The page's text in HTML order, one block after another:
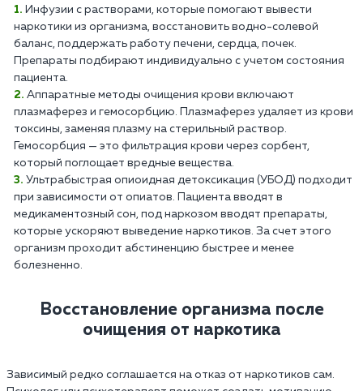
Инфузии с растворами, которые помогают вывести
наркотики из организма, восстановить водно-солевой
баланс, поддержать работу печени, сердца, почек.
Препараты подбирают индивидуально с учетом состояния
пациента.
Аппаратные методы очищения крови включают
плазмаферез и гемосорбцию. Плазмаферез удаляет из крови
токсины, заменяя плазму на стерильный раствор.
Гемосорбция — это фильтрация крови через сорбент,
который поглощает вредные вещества.
Ультрабыстрая опиоидная детоксикация (УБОД) подходит
при зависимости от опиатов. Пациента вводят в
медикаментозный сон, под наркозом вводят препараты,
которые ускоряют выведение наркотиков. За счет этого
организм проходит абстиненцию быстрее и менее
болезненно.
Восстановление организма после
очищения от наркотика
Зависимый редко соглашается на отказ от наркотиков сам.